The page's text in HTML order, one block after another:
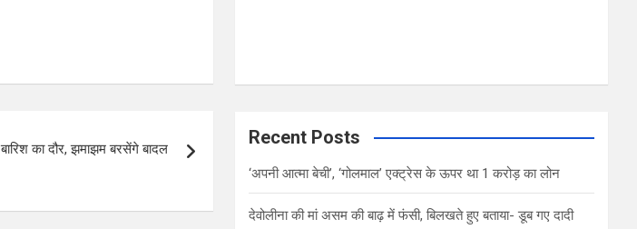
बारिश का दौर, झमाझम बरसेंगे बादल
Recent Posts
‘अपनी आत्मा बेची’, ‘गोलमाल’ एक्ट्रेस के ऊपर था 1 करोड़ का लोन
देवोलीना की मां असम की बाढ़ में फंसी, बिलखते हुए बताया- डूब गए दादी